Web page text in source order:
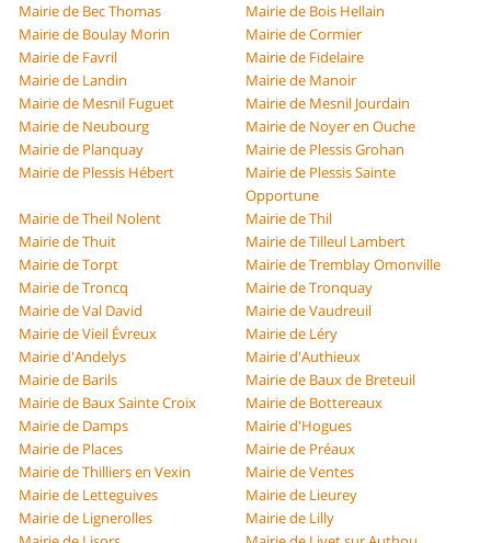
Mairie de Bec Thomas
Mairie de Bois Hellain
Mairie de Boulay Morin
Mairie de Cormier
Mairie de Favril
Mairie de Fidelaire
Mairie de Landin
Mairie de Manoir
Mairie de Mesnil Fuguet
Mairie de Mesnil Jourdain
Mairie de Neubourg
Mairie de Noyer en Ouche
Mairie de Planquay
Mairie de Plessis Grohan
Mairie de Plessis Hébert
Mairie de Plessis Sainte
Opportune
Mairie de Theil Nolent
Mairie de Thil
Mairie de Thuit
Mairie de Tilleul Lambert
Mairie de Torpt
Mairie de Tremblay Omonville
Mairie de Troncq
Mairie de Tronquay
Mairie de Val David
Mairie de Vaudreuil
Mairie de Vieil Évreux
Mairie de Léry
Mairie d'Andelys
Mairie d'Authieux
Mairie de Barils
Mairie de Baux de Breteuil
Mairie de Baux Sainte Croix
Mairie de Bottereaux
Mairie de Damps
Mairie d'Hogues
Mairie de Places
Mairie de Préaux
Mairie de Thilliers en Vexin
Mairie de Ventes
Mairie de Letteguives
Mairie de Lieurey
Mairie de Lignerolles
Mairie de Lilly